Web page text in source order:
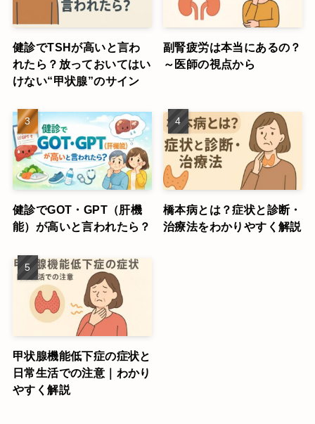
健診でTSHが高いと言わ
れたら？放っておいてはい
けない“甲状腺”のサイン
副腎疲労は本当にあるの？
～医師の視点から
健診でGOT・GPT（肝機
能）が高いと言われたら？
橋本病とは？症状と診断・
治療法をわかりやすく解説
甲状腺機能低下症の症状と
日常生活での注意｜わかり
やすく解説